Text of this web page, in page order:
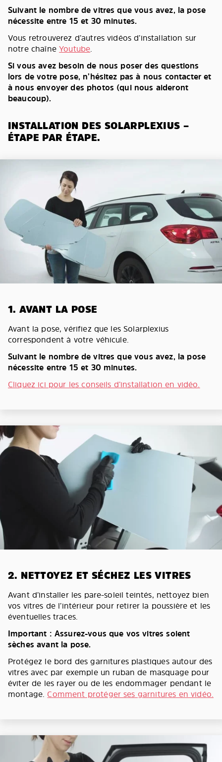
Suivant le nombre de vitres que vous avez, la pose
nécessite entre 15 et 30 minutes.
Vous retrouverez d’autres vidéos d’installation sur
notre chaîneYoutube.
Si vous avez besoin de nous poser des questions
lors de votre pose, n’hésitez pas à nous contacter et
à nous envoyer des photos (qui nous aideront
beaucoup).
INSTALLATION DES SOLARPLEXIUS –
ÉTAPE PAR ÉTAPE.
1. AVANT LA POSE
Avant la pose, vérifiez que les Solarplexius
correspondent à votre véhicule.
Suivant le nombre de vitres que vous avez, la pose
nécessite entre 15 et 30 minutes.
Cliquez ici pour les conseils d’installation en vidéo.
2. NETTOYEZ ET SÉCHEZ LES VITRES
Avant d’installer les pare-soleil teintés, nettoyez bien
vos vitres de l’intérieur pour retirer la poussière et les
éventuelles traces.
Important : Assurez-vous que vos vitres soient
sèches avant la pose.
Protégez le bord des garnitures plastiques autour des
vitres avec par exemple un ruban de masquage pour
éviter de les rayer ou de les endommager pendant le
montage. Comment protéger ses garnitures en vidéo.